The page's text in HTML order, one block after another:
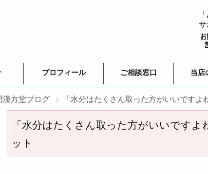
サ
プロフィール ご相談窓口 当店
漢方堂ブログ 「水分はたくさん取った方がいいです
「水分はたくさん取った方がいいです
ット